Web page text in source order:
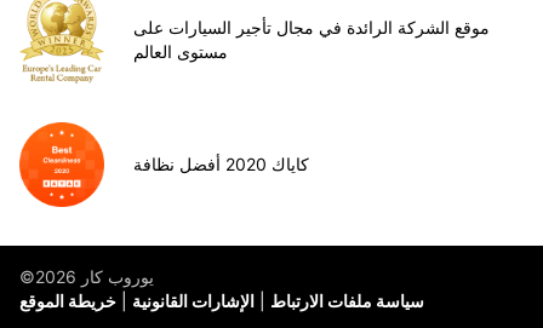
موقع الشركة الرائدة في مجال تأجير السيارات على
مستوى العالم
كاياك 2020 أفضل نظافة
©يوروب كار 2026
خريطة الموقع
الإشارات القانونية سياسة ملفات الارتباط